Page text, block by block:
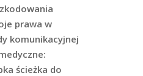
prawa w
komunikacyjnej
ścieżka do